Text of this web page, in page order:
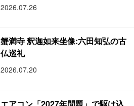
2026.07.26
蟹満寺 釈迦如来坐像:六田知弘の古
仏巡礼
2026.07.20
エアコン「2027年問題」で駆け込